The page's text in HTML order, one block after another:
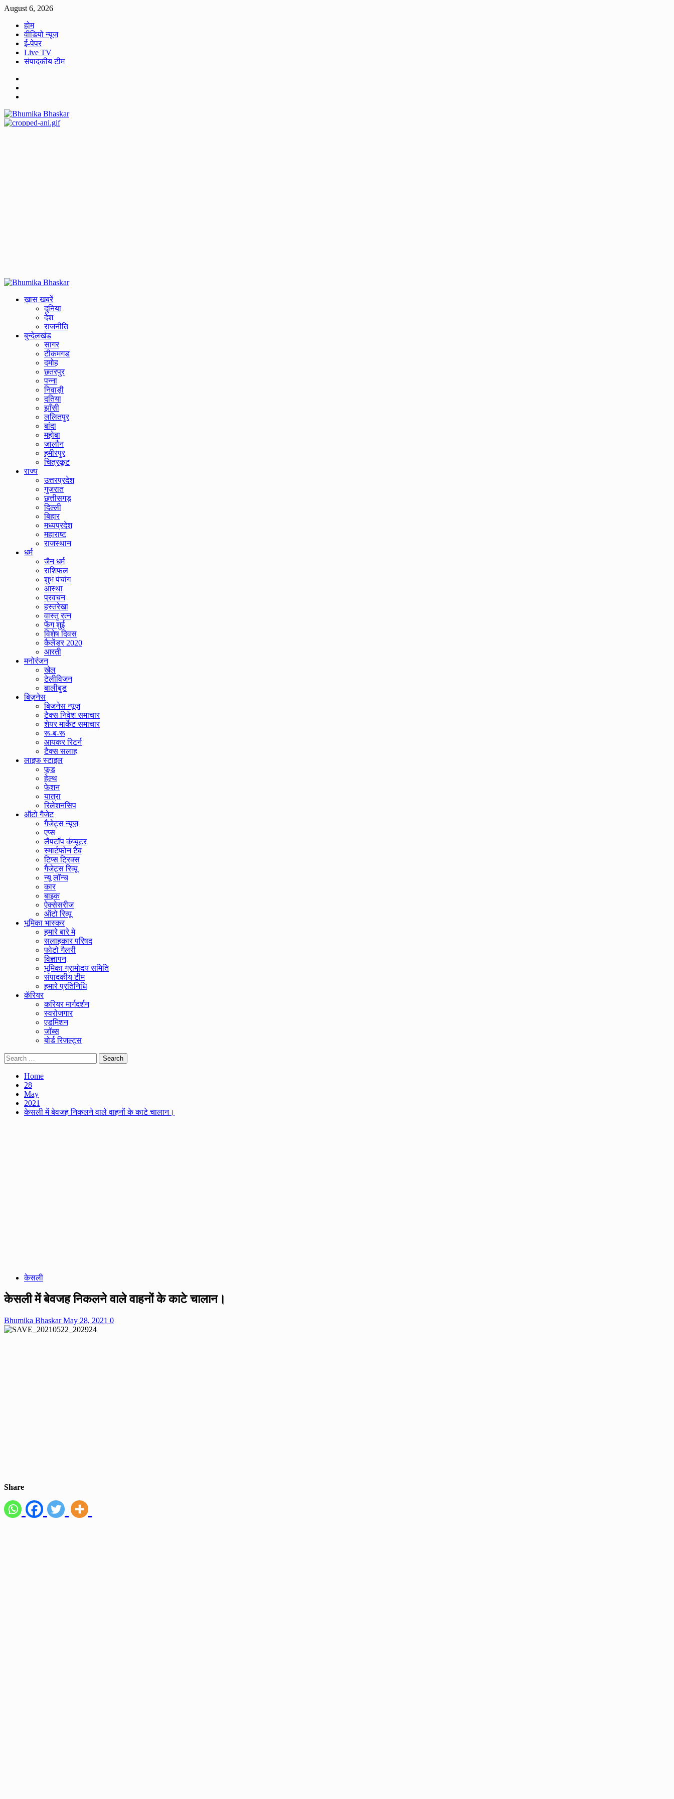
Skip
content
August 6, 2026
होम
वीडियो न्यूज
ई-पेपर
Live TV
संपादकीय टीम
Primary
ख़ास खबरें
दुनिया
देश
राजनीति
बुन्देलखंड
सागर
टीकमगड
दमोह
छतरपुर
पन्ना
निवाड़ी
दतिया
झाँसी
ललितपुर
बांदा
महोबा
जालौन
हमीरपुर
चित्रकूट
राज्य
उत्तरप्रदेश
गुजरात
छत्तीसगड़
दिल्ली
बिहार
मध्यप्रदेश
महाराष्ट
राजस्थान
धर्म
जैन धर्म
राशिफल
शुभ पंचांग
आस्था
प्रवचन
हस्तरेखा
वास्तु रत्न
फेंग शुई
विशेष दिवस
कैलेंडर 2020
आरती
मनोरंजन
खेल
टेलीविजन
बालीबुड
बिज़नेस
बिजनेस न्यूज़
टैक्स निवेश समाचार
शेयर मार्केट समाचार
रू-ब-रू
आयकर रिटर्न
टैक्स सलाह
लाइफ स्टाइल
फूड
हेल्थ
फेशन
यात्रा
रिलेशनसिप
ऑटो गैजेट
गैजेट्स न्यूज़
एप्स
लैपटॉप कंप्यूटर
स्मार्टफोन टैब
टिप्स ट्रिक्स
गैजेट्स रिव्यू
न्यू लॉन्च
कार
बाइक
ऐक्सेसरीज
ऑटो रिव्यू
भूमिका भास्कर
हमारे बारे मे
सलाहकार परिषद
फोटो गैलरी
विज्ञापन
भूमिका ग्रामोदय समिति
संपादकीय टीम
हमारे प्रतिनिधि
कॅरियर
करियर मार्गदर्शन
स्वरोजगार
एडमिशन
जॉब्स
बोर्ड रिजल्ट्स
Search
for:
Home
28
May
2021
केसली में बेवजह निकलने वाले वाहनों के काटे चालान।
केसली
केसली में बेवजह निकलने वाले वाहनों के काटे चालान।
Bhumika BhaskarMay 28, 2021 0
Share